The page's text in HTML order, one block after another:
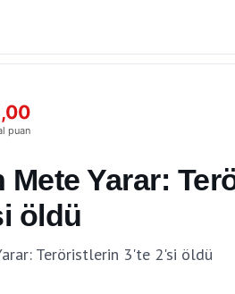
puan
Mete Yarar:
öldü
Teröristlerin 3'te 2'si öldü